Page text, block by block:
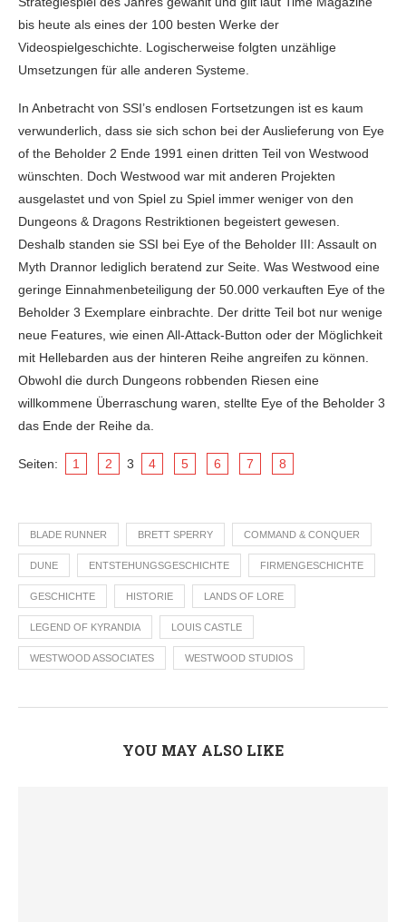
bis heute als eines der 100 besten Werke der
Videospielgeschichte. Logischerweise folgten unzählige
Umsetzungen für alle anderen Systeme.
In Anbetracht von SSI’s endlosen Fortsetzungen ist es kaum
verwunderlich, dass sie sich schon bei der Auslieferung von Eye
of the Beholder 2 Ende 1991 einen dritten Teil von Westwood
wünschten. Doch Westwood war mit anderen Projekten
ausgelastet und von Spiel zu Spiel immer weniger von den
Dungeons & Dragons Restriktionen begeistert gewesen.
Deshalb standen sie SSI bei Eye of the Beholder III: Assault on
Myth Drannor lediglich beratend zur Seite. Was Westwood eine
geringe Einnahmenbeteiligung der 50.000 verkauften Eye of the
Beholder 3 Exemplare einbrachte. Der dritte Teil bot nur wenige
neue Features, wie einen All-Attack-Button oder der Möglichkeit
mit Hellebarden aus der hinteren Reihe angreifen zu können.
Obwohl die durch Dungeons robbenden Riesen eine
willkommene Überraschung waren, stellte Eye of the Beholder 3
das Ende der Reihe da.
Seiten: 1 2 3 4 5 6 7 8
BLADE RUNNER BRETT SPERRY COMMAND & CONQUER
DUNE ENTSTEHUNGSGESCHICHTE FIRMENGESCHICHTE
GESCHICHTE HISTORIE LANDS OF LORE
LEGEND OF KYRANDIA LOUIS CASTLE
WESTWOOD ASSOCIATES WESTWOOD STUDIOS
YOU MAY ALSO LIKE